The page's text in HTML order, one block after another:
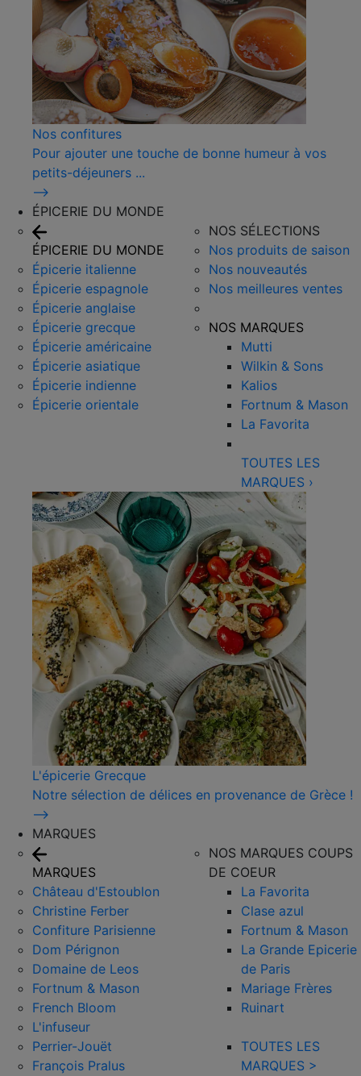
Nos confitures
Pour ajouter une touche de bonne humeur à vos
petits-déjeuners ...
⟶
ÉPICERIE DU MONDE
ÉPICERIE DU MONDE
Épicerie italienne
Épicerie espagnole
Épicerie anglaise
Épicerie grecque
Épicerie américaine
Épicerie asiatique
Épicerie indienne
Épicerie orientale
NOS SÉLECTIONS
Nos produits de saison
Nos nouveautés
Nos meilleures ventes
NOS MARQUES
Mutti
Wilkin & Sons
Kalios
Fortnum & Mason
La Favorita
TOUTES LES
MARQUES ›
L'épicerie Grecque
Notre sélection de délices en provenance de Grèce !
⟶
MARQUES
MARQUES
Château d'Estoublon
Christine Ferber
Confiture Parisienne
Dom Pérignon
Domaine de Leos
Fortnum & Mason
French Bloom
L'infuseur
Perrier-Jouët
François Pralus
NOS MARQUES COUPS
DE COEUR
La Favorita
Clase azul
Fortnum & Mason
La Grande Epicerie
de Paris
Mariage Frères
Ruinart
TOUTES LES
MARQUES >